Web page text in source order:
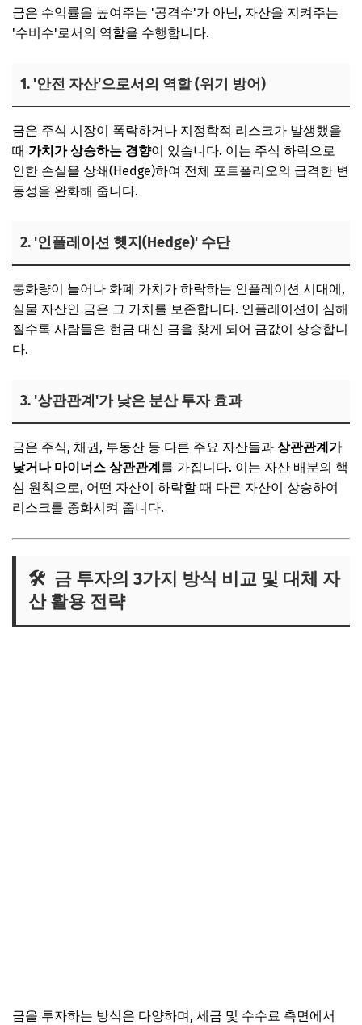
금은 수익률을 높여주는 '공격수'가 아닌, 자산을 지켜주는
'수비수'로서의 역할을 수행합니다.
1. '안전 자산'으로서의 역할 (위기 방어)
금은 주식 시장이 폭락하거나 지정학적 리스크가 발생했을
때 가치가 상승하는 경향이 있습니다. 이는 주식 하락으로
인한 손실을 상쇄(Hedge)하여 전체 포트폴리오의 급격한 변
동성을 완화해 줍니다.
2. '인플레이션 헷지(Hedge)' 수단
통화량이 늘어나 화폐 가치가 하락하는 인플레이션 시대에,
실물 자산인 금은 그 가치를 보존합니다. 인플레이션이 심해
질수록 사람들은 현금 대신 금을 찾게 되어 금값이 상승합니
다.
3. '상관관계'가 낮은 분산 투자 효과
금은 주식, 채권, 부동산 등 다른 주요 자산들과 상관관계가
낮거나 마이너스 상관관계를 가집니다. 이는 자산 배분의 핵
심 원칙으로, 어떤 자산이 하락할 때 다른 자산이 상승하여
리스크를 중화시켜 줍니다.
🛠️ 금 투자의 3가지 방식 비교 및 대체 자
산 활용 전략
금을 투자하는 방식은 다양하며, 세금 및 수수료 측면에서